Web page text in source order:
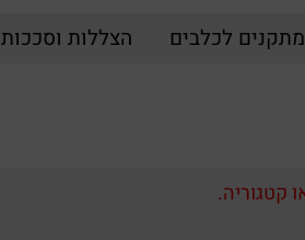
מתקנים לכלבים הצללות וסככות